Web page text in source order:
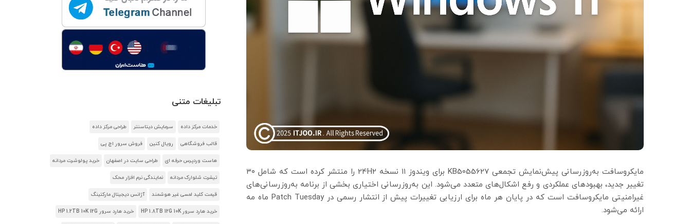
مایکروسافت به‌روزرسانی پیش‌نمایش تجمعی KB5055627 برای ویندوز ۱۱ نسخه 24H2 را منتشر کرده است که شامل ۳۰
تغییر جدید، بهبودهای عملکردی و رفع اشکال‌های متعدد می‌شود. این به‌روزرسانی اختیاری بخشی از برنامه به‌روزرسانی‌های
غیرامنیتی مایکروسافت است که در پایان هر ماه برای ارزیابی تغییرات پیش از انتشار رسمی در Patch Tuesday ماه مه
ارائه می‌شود.
تبلیغات متنی
خدمات مرکز داده سرمایش دیتاسنتر طراحی مرکز داده
قالب فروشگاهی رویال کنین فروش سرور اچ پی
هاست وردپرس حرفه ای طراحی سایت در اصفهان خرید پولوشرت مردانه
تیشرت شلوارک مردانه نمایندگی نرم افزار محک
قیمت کلید لمسی غیر هوشمند آژانس دیجیتال مارکتینگ
خرید هارد سرور HP 1.8TB 12G 10K خرید هارد سرور HP 1.2TB 10K 12G